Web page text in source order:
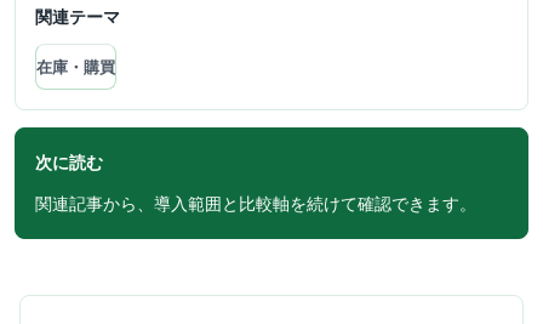
関連テーマ
在庫・購買
次に読む
関連記事から、導入範囲と比較軸を続けて確認できます。